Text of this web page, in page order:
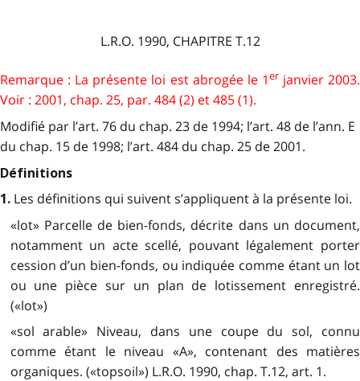
L.R.O. 1990, CHAPITRE T.12
Remarque : La présente loi est abrogée le 1erjanvier 2003.
Voir : 2001, chap. 25, par. 484 (2) et 485 (1).
Modifié par l’art. 76 du chap. 23 de 1994; l’art. 48 de l’ann. E
du chap. 15 de 1998; l’art. 484 du chap. 25 de 2001.
Définitions
1. Les définitions qui suivent s’appliquent à la présente loi.
«lot» Parcelle de bien-fonds, décrite dans un document,
notamment un acte scellé, pouvant légalement porter
cession d’un bien-fonds, ou indiquée comme étant un lot
ou une pièce sur un plan de lotissement enregistré.
(«lot»)
«sol arable» Niveau, dans une coupe du sol, connu
comme étant le niveau «A», contenant des matières
organiques. («topsoil») L.R.O. 1990, chap. T.12, art. 1.